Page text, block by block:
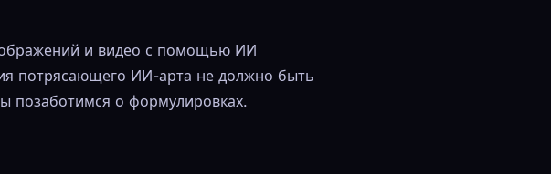
и видео с помощью ИИ
потрясающего ИИ-арта не должно быть
позаботимся о формулировках.